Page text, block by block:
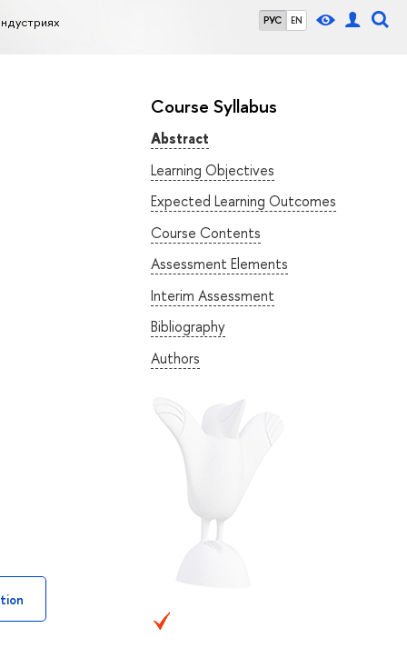
РУС EN
Course Syllabus
Abstract
Learning Objectives
Expected Learning Outcomes
Course Contents
Assessment Elements
Interim Assessment
Bibliography
Authors